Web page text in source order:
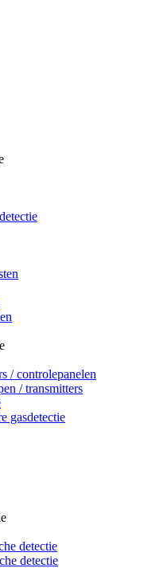
/ controlepanelen
/ transmitters
gasdetectie
detectie
detectie